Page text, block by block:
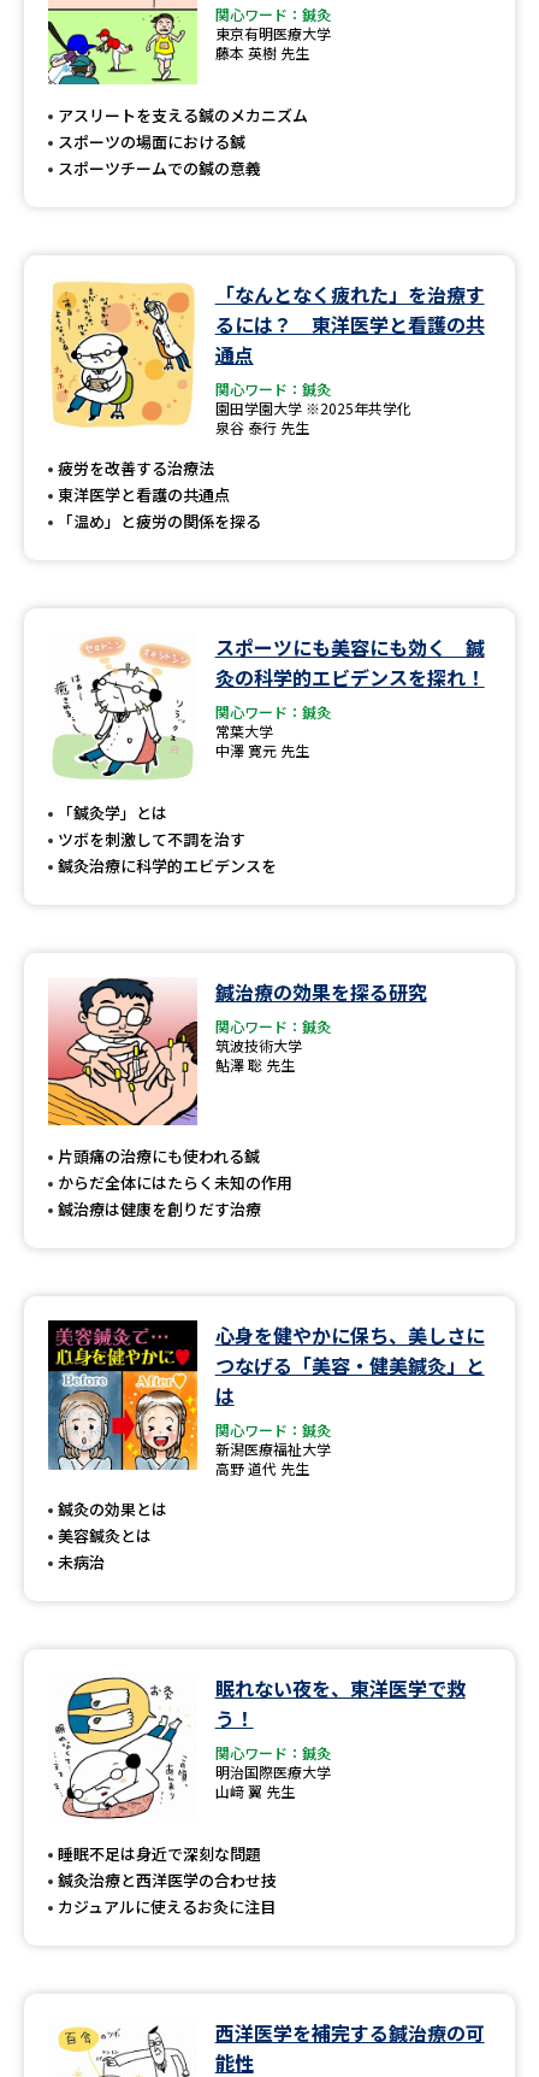
デジタルパンフレット 進路の３択
新学年スタート号特集ページ
（高3生用）
（高2生用）
SELFBRAND特集ページ
オープンキャンパス検索 実施プログラムから探す
来場型・Web型イベント特集
受験準備
先輩が入学を決めた理由 テレメール全国一斉進学調査
新生活お役立ちガイド
学問発見
学問のミニ講義「夢ナビ講義」 学問分野解説
学問の教科書 夢ナビライブ
Ｑ＆Ａ よくあるご質問
テレメール
お支払いサイト
個人情報取扱規定
特定商取引表記
関心ワード：鍼灸
東京有明医療大学
藤本 英樹 先生
アスリートを支える鍼のメカニズム
スポーツの場面における鍼
スポーツチームでの鍼の意義
「なんとなく疲れた」を治療す
るには？ 東洋医学と看護の共
通点
関心ワード：鍼灸
園田学園大学 ※2025年共学化
泉谷 泰行 先生
疲労を改善する治療法
東洋医学と看護の共通点
「温め」と疲労の関係を探る
スポーツにも美容にも効く 鍼
灸の科学的エビデンスを探れ！
関心ワード：鍼灸
常葉大学
中澤 寛元 先生
「鍼灸学」とは
ツボを刺激して不調を治す
鍼灸治療に科学的エビデンスを
鍼治療の効果を探る研究
関心ワード：鍼灸
筑波技術大学
鮎澤 聡 先生
片頭痛の治療にも使われる鍼
からだ全体にはたらく未知の作用
鍼治療は健康を創りだす治療
心身を健やかに保ち、美しさに
つなげる「美容・健美鍼灸」と
は
関心ワード：鍼灸
新潟医療福祉大学
高野 道代 先生
鍼灸の効果とは
美容鍼灸とは
未病治
眠れない夜を、東洋医学で救
う！
関心ワード：鍼灸
明治国際医療大学
山﨑 翼 先生
睡眠不足は身近で深刻な問題
鍼灸治療と西洋医学の合わせ技
カジュアルに使えるお灸に注目
西洋医学を補完する鍼治療の可
能性